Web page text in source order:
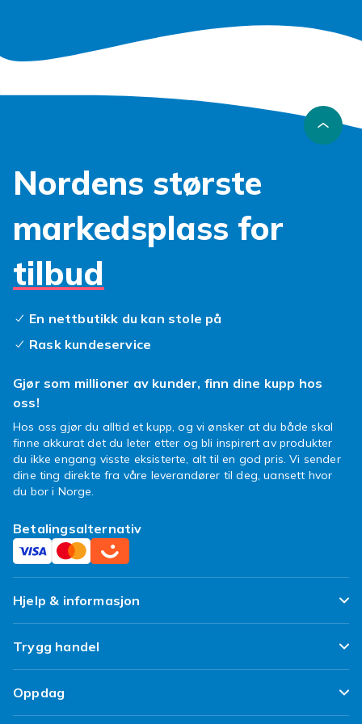
Nordens største
markedsplass for
tilbud
En nettbutikk du kan stole på
Rask kundeservice
Gjør som millioner av kunder, finn dine kupp hos
oss!
Hos oss gjør du alltid et kupp, og vi ønsker at du både skal
finne akkurat det du leter etter og bli inspirert av produkter
du ikke engang visste eksisterte, alt til en god pris. Vi sender
dine ting direkte fra våre leverandører til deg, uansett hvor
du bor i Norge.
Betalingsalternativ
Hjelp & informasjon
Ofte stilte spørsmål
Spor pakken min
Angre & returner her
Trygg handel
Fornøyd kunde-løfte
Kundeanmeldelser
Oppdag